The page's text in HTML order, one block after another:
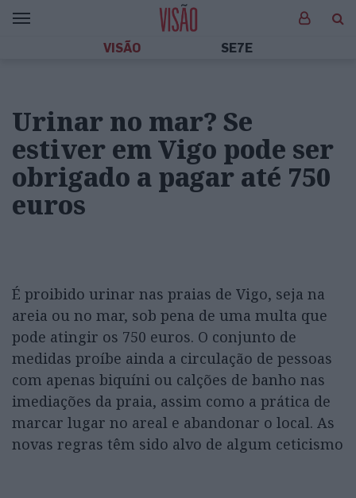
VISÃO SE7E
Urinar no mar? Se
estiver em Vigo pode ser
obrigado a pagar até 750
euros
É proibido urinar nas praias de Vigo, seja na
areia ou no mar, sob pena de uma multa que
pode atingir os 750 euros. O conjunto de
medidas proíbe ainda a circulação de pessoas
com apenas biquíni ou calções de banho nas
imediações da praia, assim como a prática de
marcar lugar no areal e abandonar o local. As
novas regras têm sido alvo de algum ceticismo